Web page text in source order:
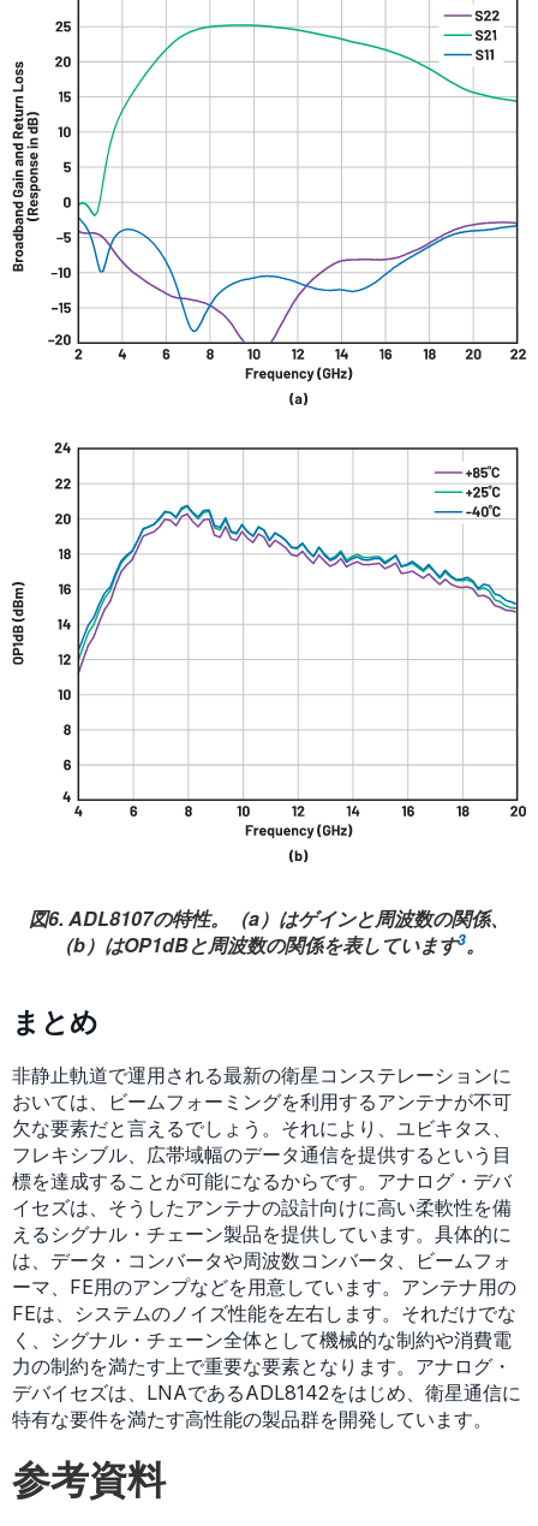
図6. ADL8107の特性。（a）はゲインと周波数の関係、
（b）はOP1dBと周波数の関係を表しています3。
まとめ
非静止軌道で運用される最新の衛星コンステレーションに
おいては、ビームフォーミングを利用するアンテナが不可
欠な要素だと言えるでしょう。それにより、ユビキタス、
フレキシブル、広帯域幅のデータ通信を提供するという目
標を達成することが可能になるからです。アナログ・デバ
イセズは、そうしたアンテナの設計向けに高い柔軟性を備
えるシグナル・チェーン製品を提供しています。具体的に
は、データ・コンバータや周波数コンバータ、ビームフォ
ーマ、FE用のアンプなどを用意しています。アンテナ用の
FEは、システムのノイズ性能を左右します。それだけでな
く、シグナル・チェーン全体として機械的な制約や消費電
力の制約を満たす上で重要な要素となります。アナログ・
デバイセズは、LNAであるADL8142をはじめ、衛星通信に
特有な要件を満たす高性能の製品群を開発しています。
参考資料